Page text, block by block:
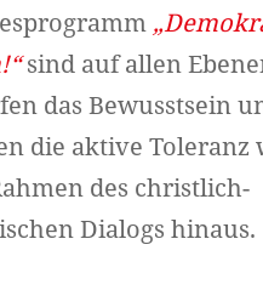
sind auf allen
das Bewusstsein
die aktive Toleranz
des christlich-
Dialogs hinaus.